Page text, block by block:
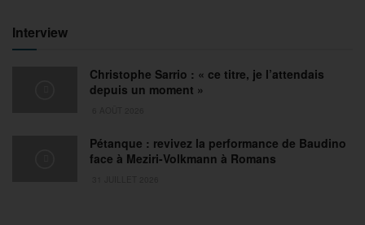
Interview
Christophe Sarrio : « ce titre, je l’attendais
depuis un moment »
Pétanque : revivez la performance de Baudino
face à Meziri-Volkmann à Romans